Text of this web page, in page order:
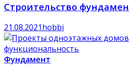
Строительство
21.08.2021hobbi
Фундамент